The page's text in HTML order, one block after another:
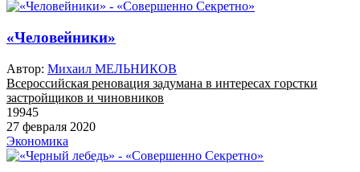
«Человейники»
Автор: Михаил МЕЛЬНИКОВ
Всероссийская реновация задумана в интересах горстки
застройщиков и чиновников
19945
27 февраля 2020
Экономика